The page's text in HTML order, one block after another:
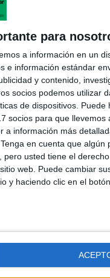
para
a información en un
e información estándar
y contenido,
socios podemos utilizar
de dispositivos. Puede
socios para que llevemos
a información más
Tenga en cuenta que algún
usted tiene el
web. Puede cambiar
y haciendo clic en el
Ginés y
que encontramos
como docentes, y